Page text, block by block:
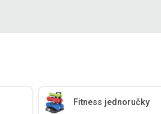
Fitness jednoručky